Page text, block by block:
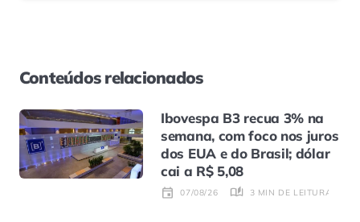
Conteúdos relacionados
Ibovespa B3 recua 3% na
semana, com foco nos juros
dos EUA e do Brasil; dólar
cai a R$ 5,08
07/08/26 3 MIN DE LEITURA